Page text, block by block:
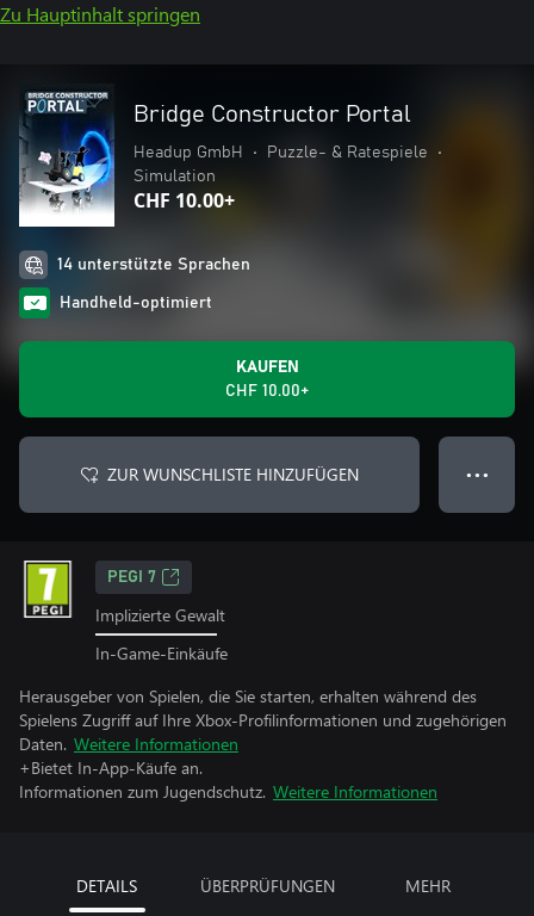
Zu Hauptinhalt springen
Bridge Constructor Portal
Headup GmbH • Puzzle- & Ratespiele
•
Simulation
CHF 10.00+
14 unterstützte Sprachen
Handheld-optimiert
KAUFEN
CHF 10.00+
ZUR WUNSCHLISTE HINZUFÜGEN ● ● ●
PEGI 7
Implizierte Gewalt
In-Game-Einkäufe
Herausgeber von Spielen, die Sie starten, erhalten während des
Spielens Zugriff auf Ihre Xbox-Profilinformationen und zugehörigen
Daten. Weitere Informationen
+Bietet In-App-Käufe an.
Informationen zum Jugendschutz. Weitere Informationen
DETAILS ÜBERPRÜFUNGEN MEHR